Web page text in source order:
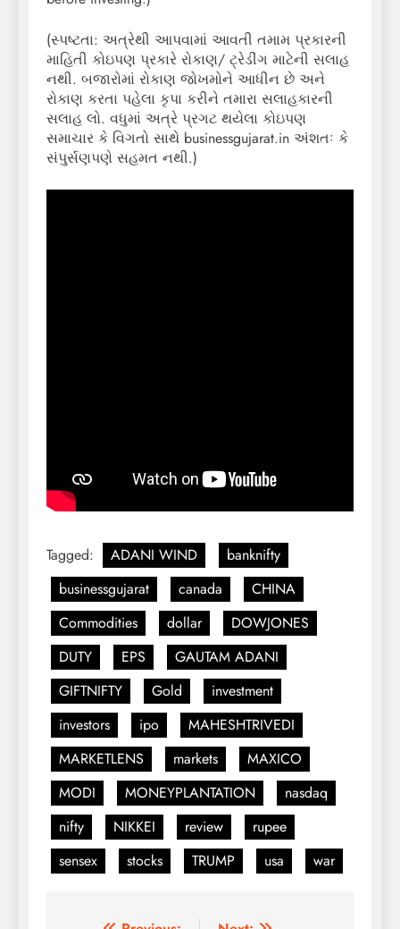
(સ્પષ્ટતા: અત્રેથી આપવામાં આવતી તમામ પ્રકારની
માહિતી કોઇપણ પ્રકારે રોકાણ/ ટ્રેડીંગ માટેની સલાહ
નથી. બજારોમાં રોકાણ જોખમોને આધીન છે અને
રોકાણ કરતા પહેલા કૃપા કરીને તમારા સલાહકારની
સલાહ લો. વધુમાં અત્રે પ્રગટ થયેલા કોઇપણ
સમાચાર કે વિગતો સાથે businessgujarat.in અંશતઃ કે
સંપુર્સણપણે સહમત નથી.)
Tagged: ADANI WIND
banknifty
businessgujarat
canada
CHINA
Commodities
dollar
DOWJONES
DUTY
EPS
GAUTAM ADANI
GIFTNIFTY
Gold
investment
investors
ipo
MAHESHTRIVEDI
MARKETLENS
markets
MAXICO
MODI
MONEYPLANTATION
nasdaq
nifty
NIKKEI review
rupee
sensex
stocks TRUMP usa war